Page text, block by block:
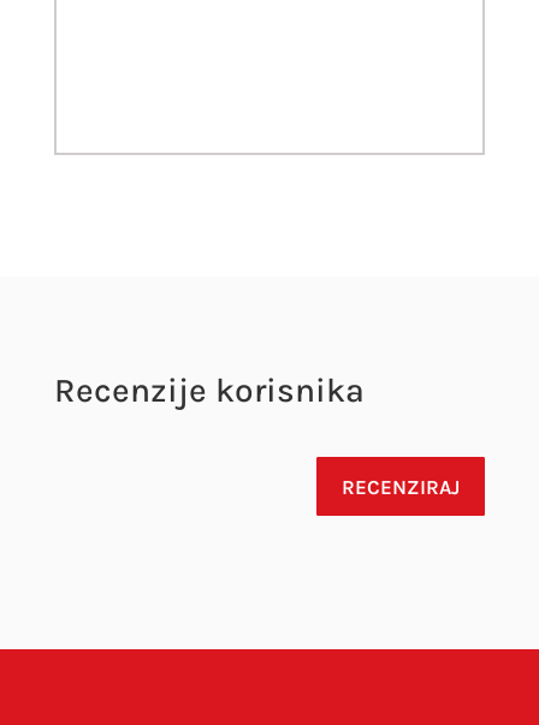
Recenzije korisnika
RECENZIRAJ